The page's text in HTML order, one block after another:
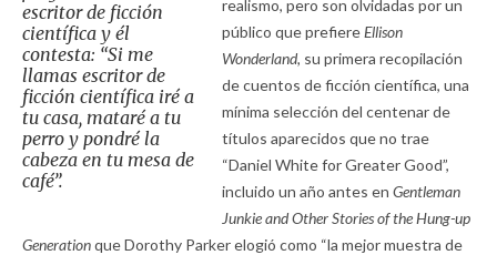
escritor de ficción
científica y él
contesta: “Si me
llamas escritor de
ficción científica iré a
tu casa, mataré a tu
perro y pondré la
cabeza en tu mesa de
café”.
realismo, pero son olvidadas por un
público que prefiereEllison
Wonderland, su primera recopilación
de cuentos de ficción científica, una
mínima selección del centenar de
títulos aparecidos que no trae
“Daniel White for Greater Good”,
incluido un año antes en Gentleman
Junkie and Other Stories of the Hung-up
Generationque Dorothy Parker elogió como “la mejor muestra de